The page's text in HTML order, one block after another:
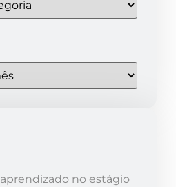
aprendizado no estágio